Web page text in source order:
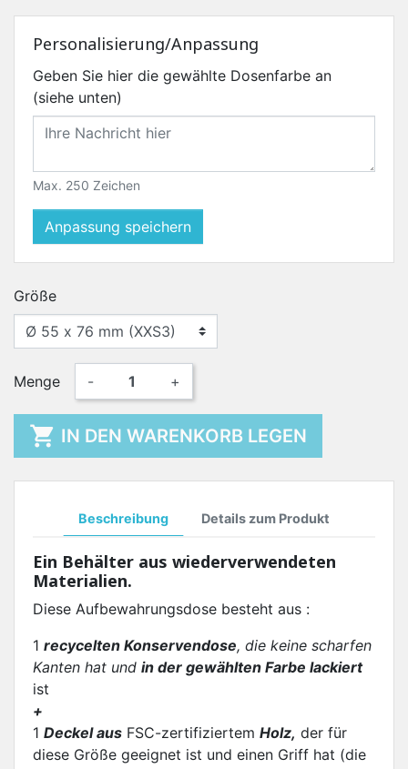
Personalisierung/Anpassung
Geben Sie hier die gewählte Dosenfarbe an
(siehe unten)
Max. 250 Zeichen
Anpassung speichern
Größe
Menge - +
 IN DEN WARENKORB LEGEN
Beschreibung Details zum Produkt
Ein Behälter aus wiederverwendeten
Materialien.
Diese Aufbewahrungsdose besteht aus :
1 recycelten Konservendose, die keine scharfen
Kanten hat und in der gewählten Farbe lackiert
ist
+
1 Deckel aus FSC-zertifiziertem Holz, der für
diese Größe geeignet ist und einen Griff hat (die